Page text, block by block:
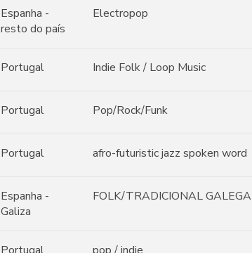
Espanha -
resto do país
Electropop
Portugal Indie Folk / Loop Music
Portugal Pop/Rock/Funk
Portugal afro-futuristic jazz spoken word
Espanha -
Galiza
FOLK/TRADICIONAL GALEGA